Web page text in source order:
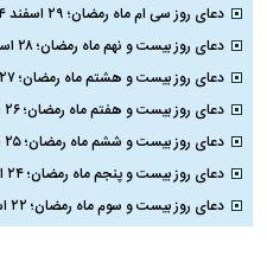
دعای روز سی ام ماه رمضان؛ ۲۹ اسفند ۱۴۰۴
دعای روز بیست و نهم ماه رمضان؛ ۲۸ اسفند ۱۴۰۴
دعای روز بیست و هشتم ماه رمضان؛ ۲۷ اسفند ۱۴۰۴
دعای روز بیست و هفتم ماه رمضان؛ ۲۶ اسفند ۱۴۰۴
دعای روز بیست و ششم ماه رمضان؛ ۲۵ اسفند ۱۴۰۴
دعای روز بیست و پنجم ماه رمضان؛ ۲۴ اسفند ۱۴۰۴
دعای روز بیست و سوم ماه رمضان؛ ۲۲ اسفند ۱۴۰۴